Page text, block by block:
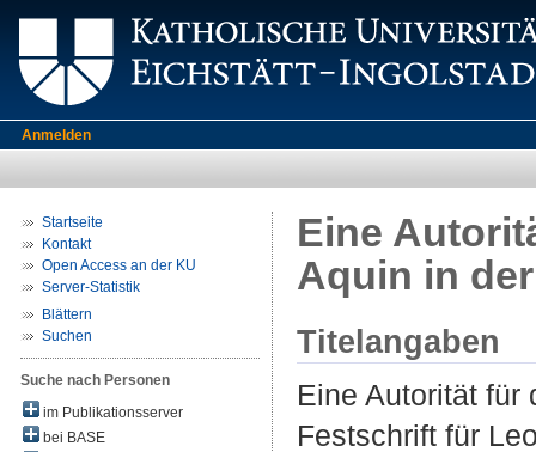
Anmelden
Startseite
Kontakt
Open Access an der KU
Server-Statistik
Blättern
Suchen
Suche nach Personen
im Publikationsserver
bei BASE
Eine
Aquin in
Titelangaben
Eine Autorität für
Festschrift für